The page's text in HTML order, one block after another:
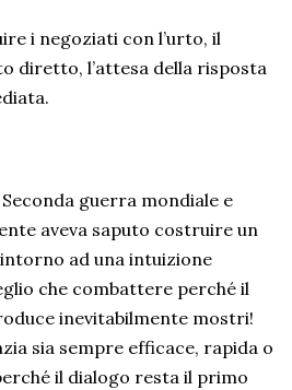
i negoziati con l’urto, il
diretto, l’attesa della risposta
guerra mondiale e
aveva saputo costruire un
ad una intuizione
che combattere perché il
inevitabilmente mostri!
sia sempre efficace, rapida o
il dialogo resta il primo